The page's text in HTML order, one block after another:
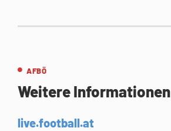
AFBÖ
Weitere Informationen
live.football.at